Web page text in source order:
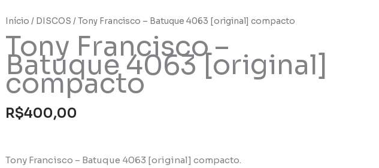
Início / DISCOS / Tony Francisco – Batuque 4063 [original] compacto
Tony Francisco –
Batuque 4063 [original]
compacto
R$400,00
Tony Francisco – Batuque 4063 [original] compacto.